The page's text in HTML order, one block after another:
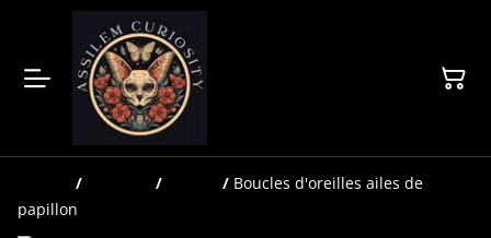
/ / / Boucles d'oreilles ailes de
papillon